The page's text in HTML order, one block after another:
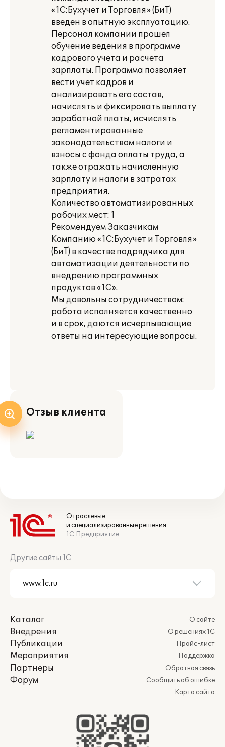
«1С:Бухучет и Торговля» (БиТ)
введен в опытную эксплуатацию.
Персонал компании прошел
обучение ведения в программе
кадрового учета и расчета
зарплаты. Программа позволяет
вести учет кадров и
анализировать его состав,
начислять и фиксировать выплату
заработной платы, исчислять
регламентированные
законодательством налоги и
взносы с фонда оплаты труда, а
также отражать начисленную
зарплату и налоги в затратах
предприятия.
Количество автоматизированных
рабочих мест: 1
Рекомендуем Заказчикам
Компанию «1С:Бухучет и Торговля»
(БиТ) в качестве подрядчика для
автоматизации деятельности по
внедрению программных
продуктов «1С».
Мы довольны сотрудничеством:
работа исполняется качественно
и в срок, даются исчерпывающие
ответы на интересующие вопросы.
Отзыв клиента
Отраслевые
и специализированные решения
1С:Предприятие
Другие сайты 1С
Каталог
Внедрения
Публикации
Мероприятия
Партнеры
Форум
О сайте
О решениях 1С
Прайс-лист
Поддержка
Обратная связь
Сообщить об ошибке
Карта сайта